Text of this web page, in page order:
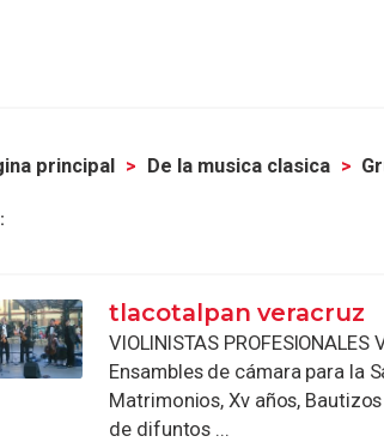
principal De la musica clasica
tlacotalpan veracruz
VIOLINISTAS
Ensambles de cámara para la
Matrimonios, Xv años,
de difuntos ...